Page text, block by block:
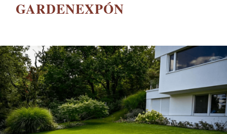
NYEREMÉNYJÁTÉK / REGISZTRÁCIÓ
GARDENEXPÓN